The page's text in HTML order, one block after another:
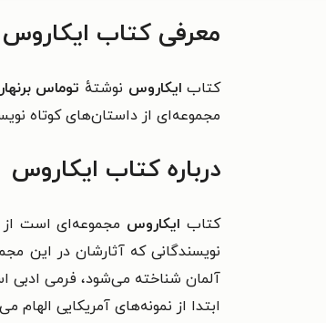
معرفی کتاب ایکاروس
کتاب ایکاروس نوشتهٔ توماس
مجموعه‌ای از داستان‌های کوتاه
درباره کتاب ایکاروس
کتابایکاروس
نویسندگانی که آثارشان در این
ابتدا از نمونه‌های آمریکایی